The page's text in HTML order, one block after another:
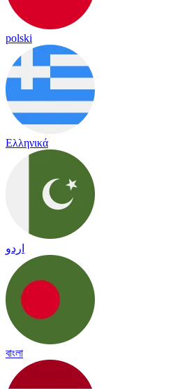
polski
Ελληνικά
اردو
বাংলা